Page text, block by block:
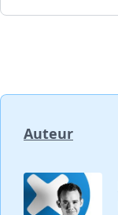
Auteur